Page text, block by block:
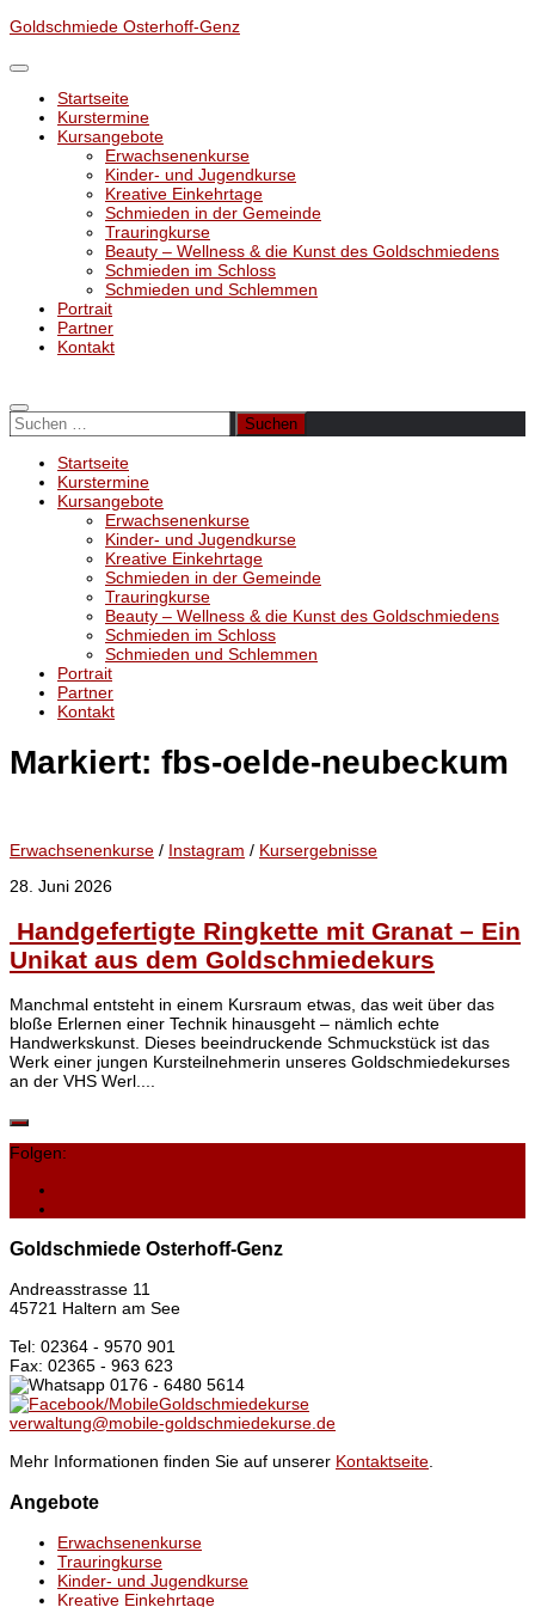
Unter
Inhalt
Goldschmiede Osterhoff-Genz
Startseite
Kurstermine
Kursangebote
Erwachsenenkurse
Kinder- und Jugendkurse
Kreative Einkehrtage
Schmieden in der Gemeinde
Trauringkurse
Beauty – Wellness & die Kunst des Goldschmiedens
Schmieden im Schloss
Schmieden und Schlemmen
Portrait
Partner
Kontakt
Suchen
nach:
Startseite
Kurstermine
Kursangebote
Erwachsenenkurse
Kinder- und Jugendkurse
Kreative Einkehrtage
Schmieden in der Gemeinde
Trauringkurse
Beauty – Wellness & die Kunst des Goldschmiedens
Schmieden im Schloss
Schmieden und Schlemmen
Portrait
Partner
Kontakt
Markiert: fbs-oelde-neubeckum
Erwachsenenkurse / Instagram / Kursergebnisse
28. Juni 2026
Handgefertigte Ringkette mit Granat – Ein
Unikat aus dem Goldschmiedekurs
Manchmal entsteht in einem Kursraum etwas, das weit über das
bloße Erlernen einer Technik hinausgeht – nämlich echte
Handwerkskunst. Dieses beeindruckende Schmuckstück ist das
Werk einer jungen Kursteilnehmerin unseres Goldschmiedekurses
an der VHS Werl....
Folgen:
Goldschmiede Osterhoff-Genz
Andreasstrasse 11
45721 Haltern am See
Tel: 02364 - 9570 901
Fax: 02365 - 963 623
0176 - 6480 5614
/MobileGoldschmiedekurse
verwaltung@mobile-goldschmiedekurse.de
Mehr Informationen finden Sie auf unserer Kontaktseite.
Angebote
Erwachsenenkurse
Trauringkurse
Kinder- und Jugendkurse
Kreative Einkehrtage